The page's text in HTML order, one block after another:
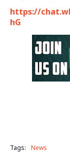
https://
hG
Tags: News